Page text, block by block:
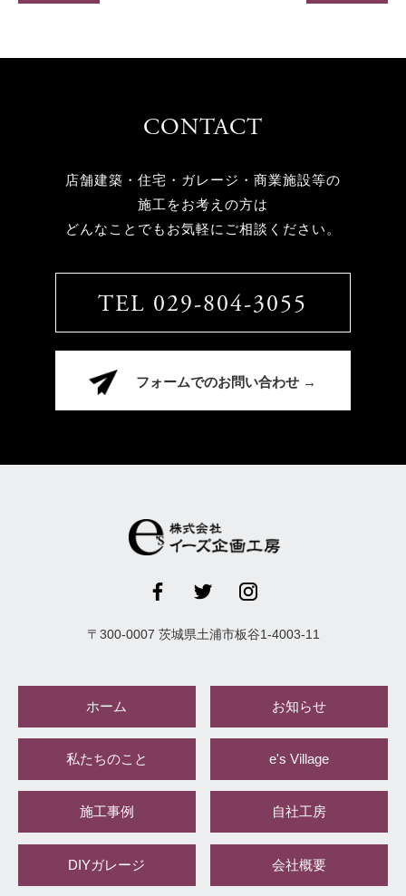
CONTACT
店舗建築・住宅・ガレージ・商業施設等の
施工をお考えの方は
どんなことでもお気軽にご相談ください。
TEL 029-804-3055
フォームでのお問い合わせ →
〒 300-0007 茨城県土浦市板谷1-4003-11
ホーム お知らせ
私たちのこと e's Village
施工事例 自社工房
DIYガレージ 会社概要